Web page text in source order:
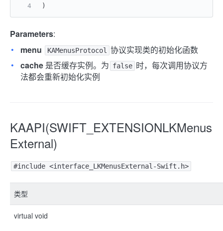
)
Parameters:
menu
KAMenusProtocol
协议实现类的初始化函数
cache 是否缓存实例。为 false 时，每次调用协议方
法都会重新初始化实例
KAAPI(SWIFT_EXTENSIONLKMenus
External)
#include <interface_LKMenusExternal-Swift.h>
类型
virtual void